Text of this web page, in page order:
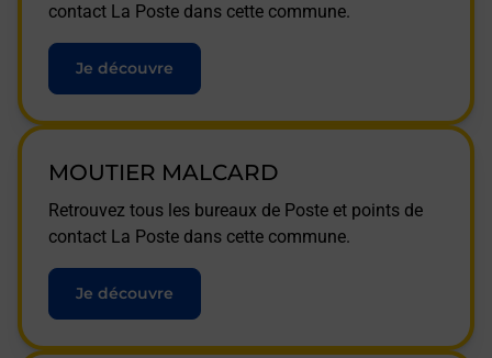
contact La Poste dans cette commune.
Je découvre
MOUTIER MALCARD
Retrouvez tous les bureaux de Poste et points de
contact La Poste dans cette commune.
Je découvre